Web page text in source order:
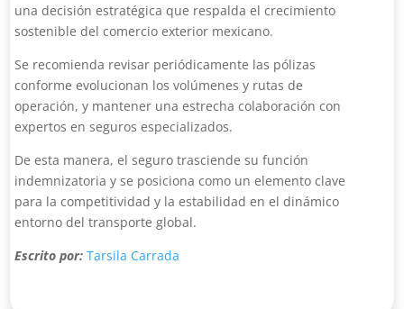
una decisión estratégica que respalda el crecimiento
sostenible del comercio exterior mexicano.
Se recomienda revisar periódicamente las pólizas
conforme evolucionan los volúmenes y rutas de
operación, y mantener una estrecha colaboración con
expertos en seguros especializados.
De esta manera, el seguro trasciende su función
indemnizatoria y se posiciona como un elemento clave
para la competitividad y la estabilidad en el dinámico
entorno del transporte global.
Escrito por: Tarsila Carrada